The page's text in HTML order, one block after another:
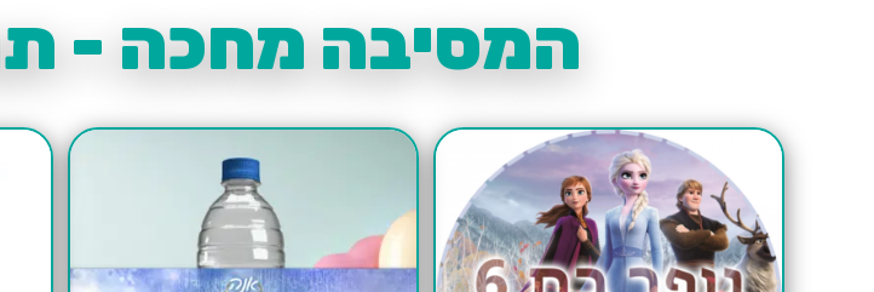
המסיבה מחכה -